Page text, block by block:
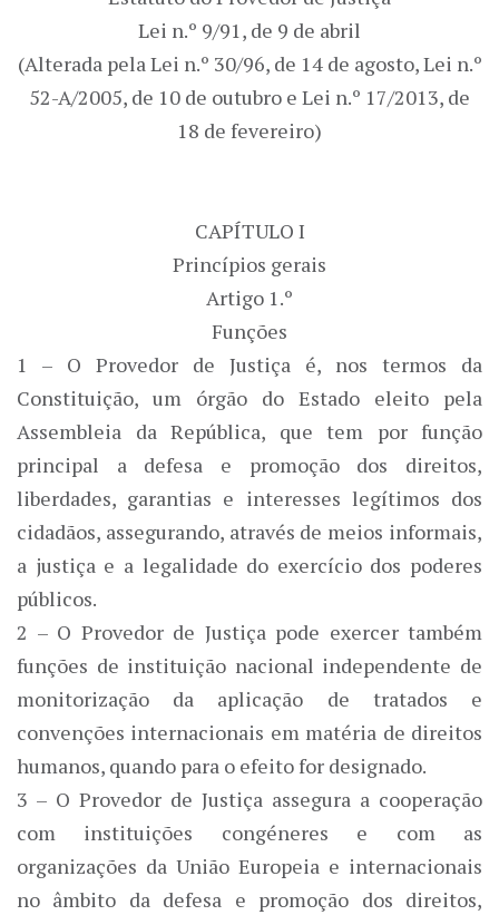
Lei n.º 9/91, de 9 de abril
(Alterada pela Lei n.º 30/96, de 14 de agosto, Lei n.º
52-A/2005, de 10 de outubro e Lei n.º 17/2013, de
18 de fevereiro)
CAPÍTULO I
Princípios gerais
Artigo 1.º
Funções
1 – O Provedor de Justiça é, nos termos da
Constituição, um órgão do Estado eleito pela
Assembleia da República, que tem por função
principal a defesa e promoção dos direitos,
liberdades, garantias e interesses legítimos dos
cidadãos, assegurando, através de meios informais,
a justiça e a legalidade do exercício dos poderes
públicos.
2 – O Provedor de Justiça pode exercer também
funções de instituição nacional independente de
monitorização da aplicação de tratados e
convenções internacionais em matéria de direitos
humanos, quando para o efeito for designado.
3 – O Provedor de Justiça assegura a cooperação
com instituições congéneres e com as
organizações da União Europeia e internacionais
no âmbito da defesa e promoção dos direitos,